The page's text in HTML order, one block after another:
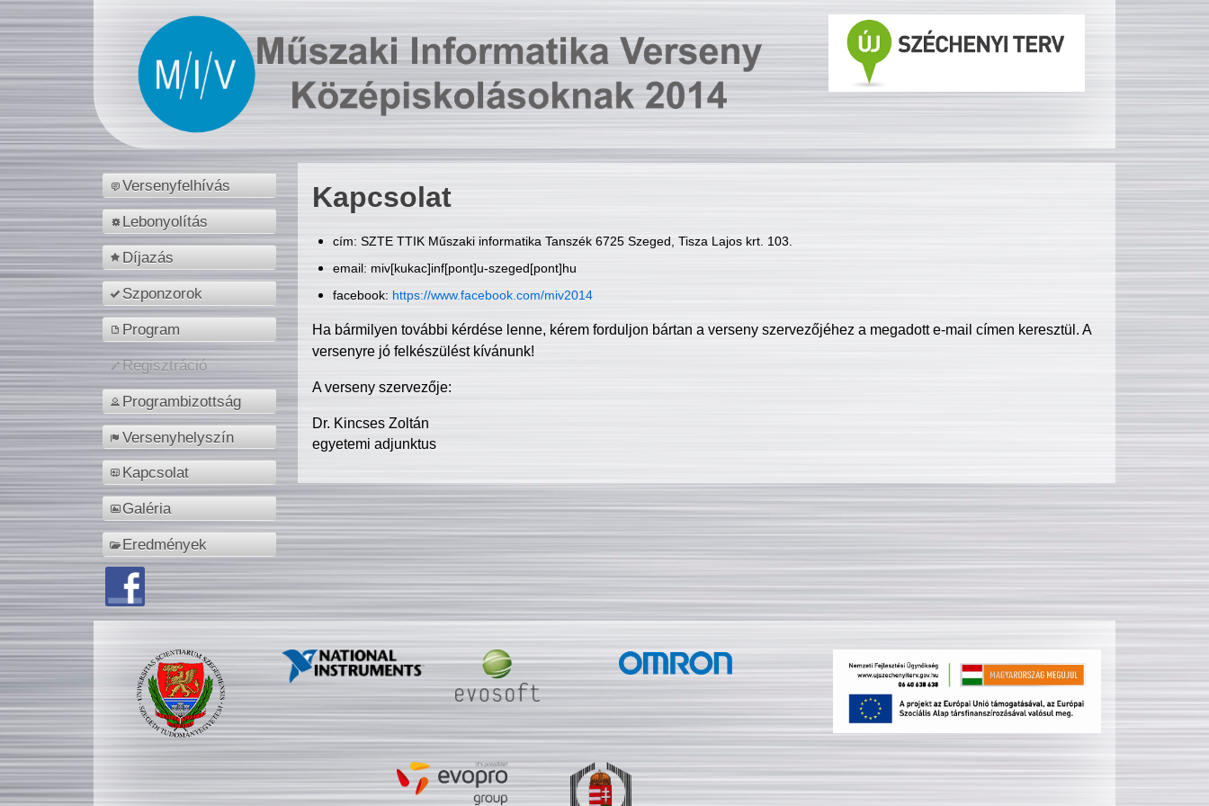
Versenyfelhívás
Lebonyolítás
Díjazás
Szponzorok
Program
Regisztráció
Programbizottság
Versenyhelyszín
Kapcsolat
Galéria
Eredmények
Kapcsolat
cím: SZTE TTIK Műszaki informatika Tanszék 6725 Szeged, Tisza Lajos krt. 103.
email: miv[kukac]inf[pont]u-szeged[pont]hu
facebook: https://www.facebook.com/miv2014
Ha bármilyen további kérdése lenne, kérem forduljon bártan a verseny szervezőjéhez a megadott e-mail címen keresztül. A
versenyre jó felkészülést kívánunk!
A verseny szervezője:
Dr. Kincses Zoltán
egyetemi adjunktus